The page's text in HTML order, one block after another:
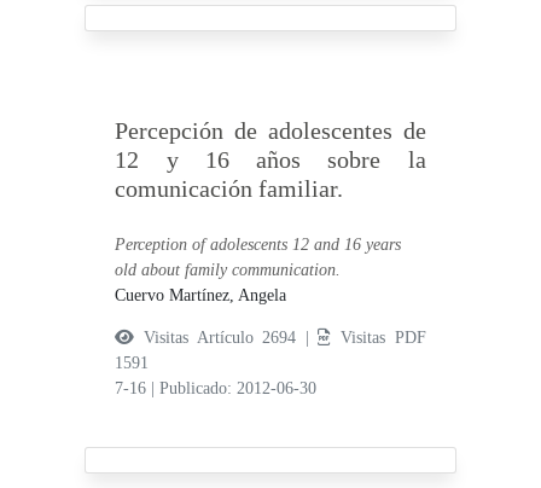
Percepción de adolescentes de
12 y 16 años sobre la
comunicación familiar.
Perception of adolescents 12 and 16 years
old about family communication.
Cuervo Martínez, Angela
Visitas Artículo 2694 |
Visitas PDF
1591
7-16
|Publicado: 2012-06-30